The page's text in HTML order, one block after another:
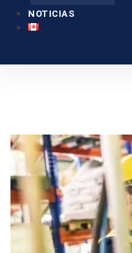
NOTICIAS